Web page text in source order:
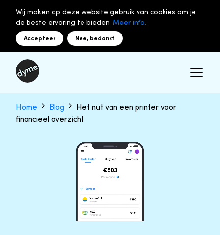
Wij maken op deze website gebruik van cookies om je
de beste ervaring te bieden. Meer info.
Accepteer Nee, bedankt
Home Blog
Het nut van een printer voor
financieel overzicht